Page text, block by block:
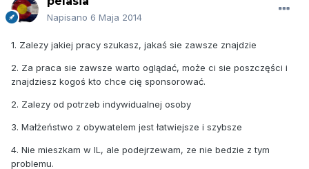
Napisano 6 Maja 2014
1. Zalezy jakiej pracy szukasz, jakaś sie zawsze znajdzie
2. Za praca sie zawsze warto oglądać, może ci sie poszczęści i
znajdziesz kogoś kto chce cię sponsorować.
2. Zalezy od potrzeb indywidualnej osoby
3. Małżeństwo z obywatelem jest łatwiejsze i szybsze
4. Nie mieszkam w IL, ale podejrzewam, ze nie bedzie z tym
problemu.